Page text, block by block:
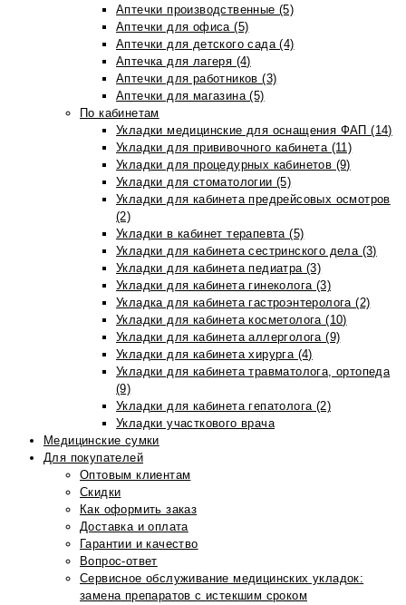
Аптечки производственные (5)
Аптечки для офиса (5)
Аптечки для детского сада (4)
Аптечка для лагеря (4)
Аптечки для работников (3)
Аптечки для магазина (5)
По кабинетам
Укладки медицинские для оснащения ФАП (14)
Укладки для прививочного кабинета (11)
Укладки для процедурных кабинетов (9)
Укладки для стоматологии (5)
Укладки для кабинета предрейсовых осмотров
(2)
Укладки в кабинет терапевта (5)
Укладки для кабинета сестринского дела (3)
Укладки для кабинета педиатра (3)
Укладки для кабинета гинеколога (3)
Укладка для кабинета гастроэнтеролога (2)
Укладки для кабинета косметолога (10)
Укладки для кабинета аллерголога (9)
Укладки для кабинета хирурга (4)
Укладки для кабинета травматолога, ортопеда
(9)
Укладки для кабинета гепатолога (2)
Укладки участкового врача
Медицинские сумки
Для покупателей
Оптовым клиентам
Скидки
Как оформить заказ
Доставка и оплата
Гарантии и качество
Вопрос-ответ
Сервисное обслуживание медицинских укладок:
замена препаратов с истекшим сроком